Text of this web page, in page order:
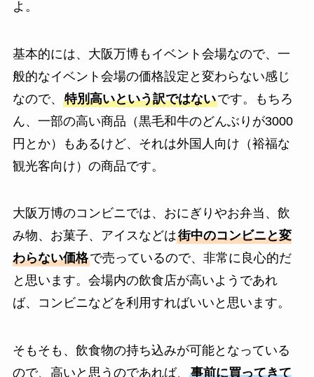
よ。
基本的には、大阪万博もイベント会場なので、一
般的なイベント会場の価格設定と変わらない感じ
なので、 特別高いという訳ではないです。もちろ
ん、一部の高い商品（黒毛和牛のどんぶりが3000
円とか）もあるけど、それは外国人向け（裕福な
観光客向け）の商品です。
大阪万博のコンビニでは、おにぎりやお弁当、飲
み物、お菓子、アイスなどは街中のコンビニと変
わらない価格で売っているので、非常に良心的だ
と思います。会場内の飲食店が高いようであれ
ば、コンビニなどを利用すればいいと思います。
そもそも、飲食物の持ち込みが可能となっている
ので、高いと思うのであれば、 事前に買ってきて